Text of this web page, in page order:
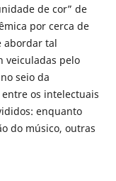
de cor” de
por cerca de
abordar tal
veiculadas pelo
seio da
os intelectuais
enquanto
do músico, outras